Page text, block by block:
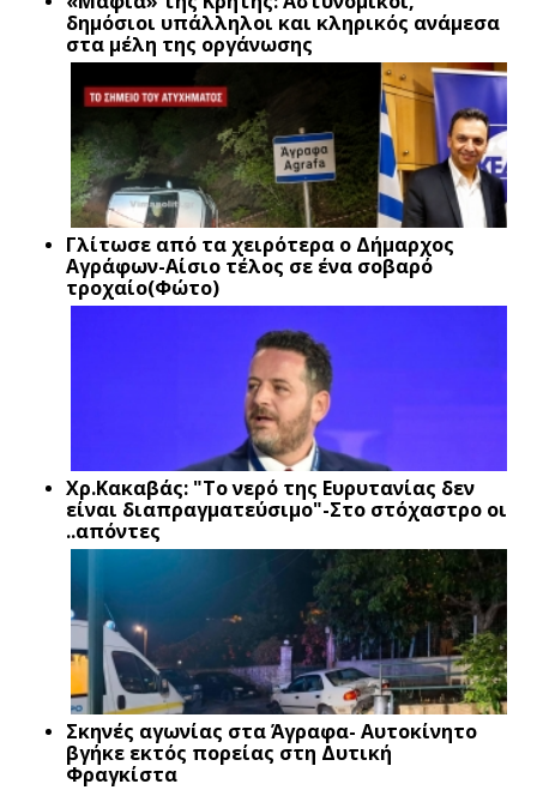
δημόσιοι υπάλληλοι και κληρικός ανάμεσα
στα μέλη της οργάνωσης
Γλίτωσε από τα χειρότερα ο Δήμαρχος
Αγράφων-Αίσιο τέλος σε ένα σοβαρό
τροχαίο(Φώτο)
Xρ.Κακαβάς: "Το νερό της Ευρυτανίας δεν
είναι διαπραγματεύσιμο"-Στο στόχαστρο οι
..απόντες
Σκηνές αγωνίας στα Άγραφα- Αυτοκίνητο
βγήκε εκτός πορείας στη Δυτική
Φραγκίστα